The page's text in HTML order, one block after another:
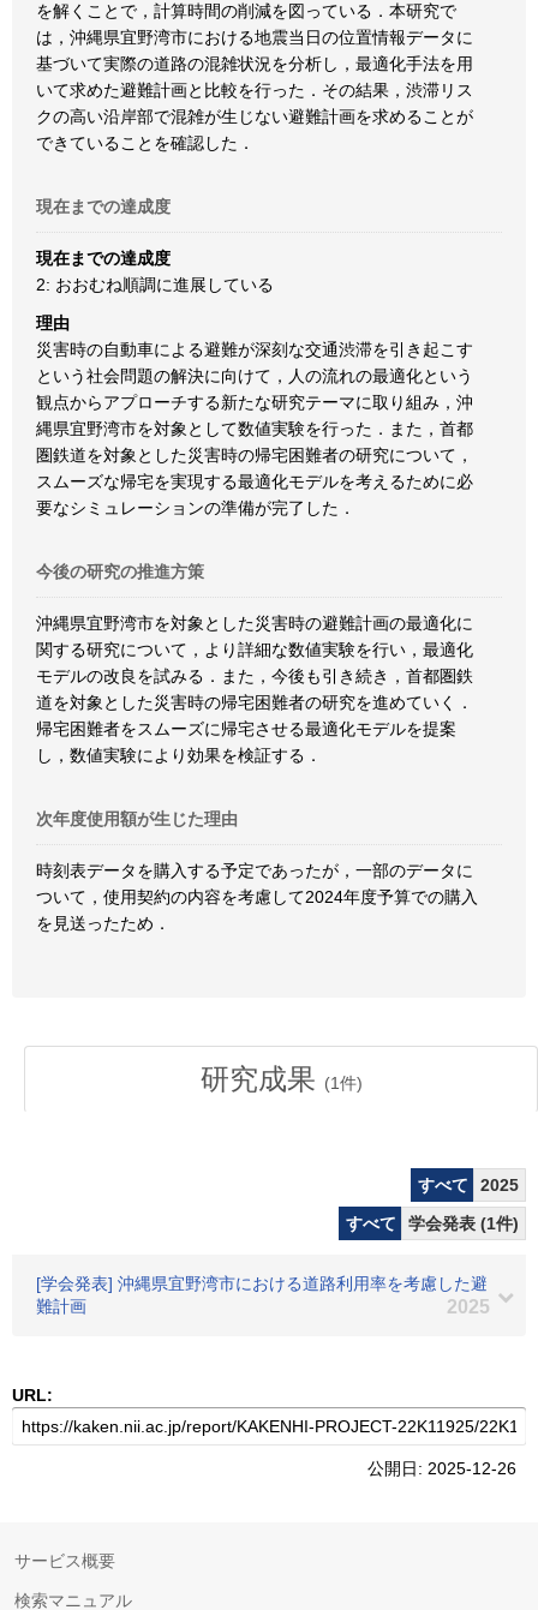
を解くことで，計算時間の削減を図っている．本研究で
は，沖縄県宜野湾市における地震当日の位置情報データに
基づいて実際の道路の混雑状況を分析し，最適化手法を用
いて求めた避難計画と比較を行った．その結果，渋滞リス
クの高い沿岸部で混雑が生じない避難計画を求めることが
できていることを確認した．
現在までの達成度
現在までの達成度
2: おおむね順調に進展している
理由
災害時の自動車による避難が深刻な交通渋滞を引き起こす
という社会問題の解決に向けて，人の流れの最適化という
観点からアプローチする新たな研究テーマに取り組み，沖
縄県宜野湾市を対象として数値実験を行った．また，首都
圏鉄道を対象とした災害時の帰宅困難者の研究について，
スムーズな帰宅を実現する最適化モデルを考えるために必
要なシミュレーションの準備が完了した．
今後の研究の推進方策
沖縄県宜野湾市を対象とした災害時の避難計画の最適化に
関する研究について，より詳細な数値実験を行い，最適化
モデルの改良を試みる．また，今後も引き続き，首都圏鉄
道を対象とした災害時の帰宅困難者の研究を進めていく．
帰宅困難者をスムーズに帰宅させる最適化モデルを提案
し，数値実験により効果を検証する．
次年度使用額が生じた理由
時刻表データを購入する予定であったが，一部のデータに
ついて，使用契約の内容を考慮して2024年度予算での購入
を見送ったため．
研究成果 (1件)
すべて
2025
すべて
学会発表 (1件)
[学会発表] 沖縄県宜野湾市における道路利用率を考慮した避
難計画
2025
URL:
公開日: 2025-12-26
サービス概要
検索マニュアル